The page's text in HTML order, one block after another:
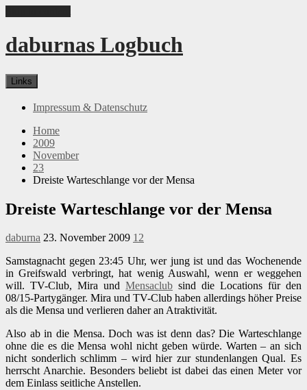
daburnas Logbuch
Links
Impressum & Datenschutz
Home
2009
November
23
Dreiste Warteschlange vor der Mensa
Dreiste Warteschlange vor der Mensa
daburna 23. November 2009 12
Samstagnacht gegen 23:45 Uhr, wer jung ist und das Wochenende
in Greifswald verbringt, hat wenig Auswahl, wenn er weggehen
will. TV-Club, Mira und Mensaclub sind die Locations für den
08/15-Partygänger. Mira und TV-Club haben allerdings höher Preise
als die Mensa und verlieren daher an Atraktivität.
Also ab in die Mensa. Doch was ist denn das? Die Warteschlange
ohne die es die Mensa wohl nicht geben würde. Warten – an sich
nicht sonderlich schlimm – wird hier zur stundenlangen Qual. Es
herrscht Anarchie. Besonders beliebt ist dabei das einen Meter vor
dem Einlass seitliche Anstellen.